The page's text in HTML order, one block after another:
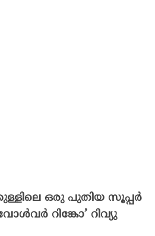
ഒരു പുതിയ സൂപ്പർ
റിങ്കോ’ റിവ്യു